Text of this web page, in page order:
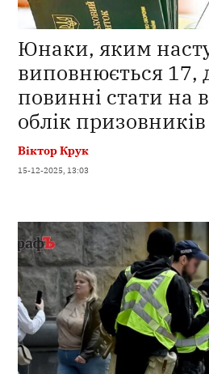
Юнаки, яким
виповнюється 17,
повинні стати на
облік призовників
Віктор Крук
15-12-2025, 13:03